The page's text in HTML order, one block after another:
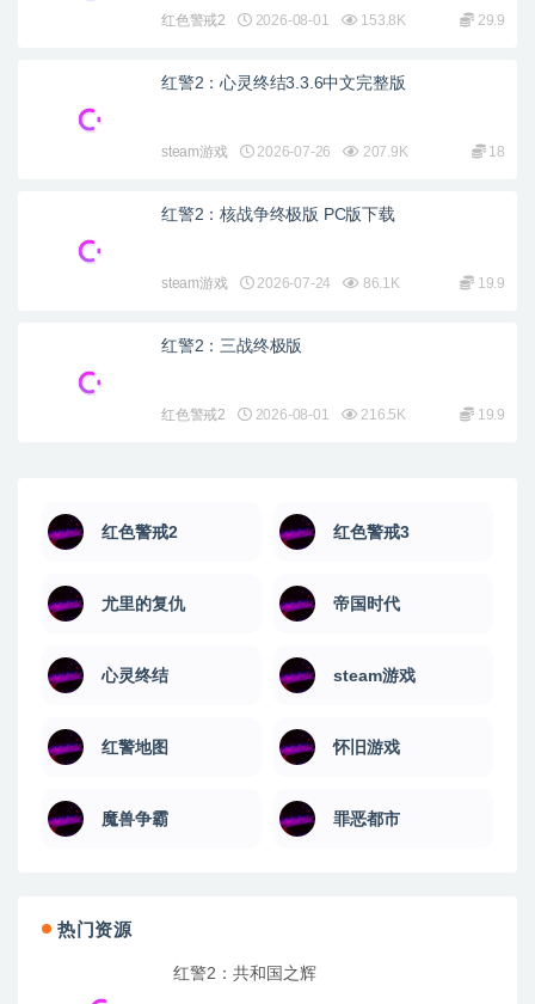
红色警戒2 2026-08-01 153.8K 29.9
红警2：心灵终结3.3.6中文完整版
steam游戏 2026-07-26 207.9K 18
红警2：核战争终极版 PC版下载
steam游戏 2026-07-24 86.1K 19.9
红警2：三战终极版
红色警戒2 2026-08-01 216.5K 19.9
红色警戒2 红色警戒3
尤里的复仇 帝国时代
心灵终结 steam游戏
红警地图 怀旧游戏
魔兽争霸 罪恶都市
热门资源
红警2：共和国之辉